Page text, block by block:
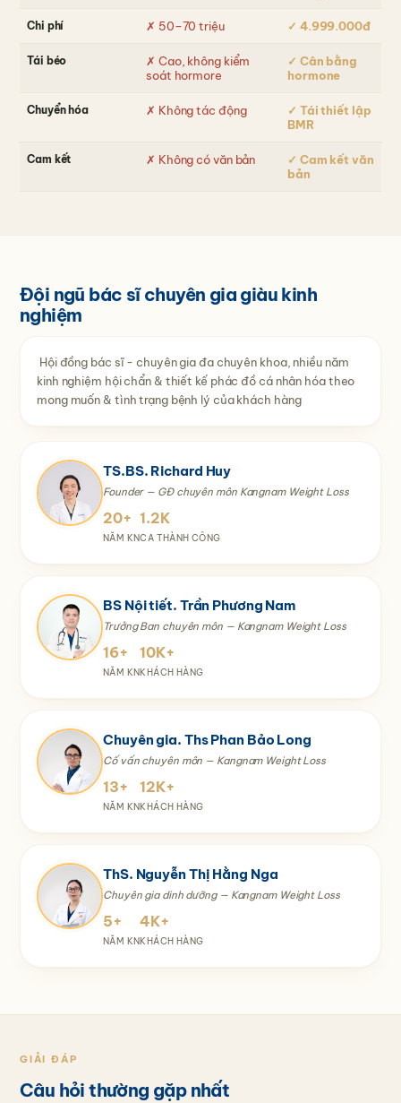
Chi phí ✗ 50–70 triệu ✓ 4.999.000đ
Tái béo
✗ Cao, không kiểm
soát hormore
✓ Cân bằng
hormone
Chuyển hóa ✗ Không tác động
✓ Tái thiết lập
BMR
Cam kết ✗ Không có văn bản
✓ Cam kết văn
bản
Đội ngũ bác sĩ chuyên gia giàu kinh
nghiệm
Hội đồng bác sĩ - chuyên gia đa chuyên khoa, nhiều năm
kinh nghiệm hội chẩn & thiết kế phác đồ cá nhân hóa theo
mong muốn & tình trạng bệnh lý của khách hàng
TS.BS. Richard Huy
Founder — GĐ chuyên môn Kangnam Weight Loss
20+
NĂM KN
1.2K
CA THÀNH CÔNG
BS Nội tiết. Trần Phương Nam
Trưởng Ban chuyên môn — Kangnam Weight Loss
16+
NĂM KN
10K+
KHÁCH HÀNG
Chuyên gia. Ths Phan Bảo Long
Cố vấn chuyên môn — Kangnam Weight Loss
13+
NĂM KN
12K+
KHÁCH HÀNG
ThS. Nguyễn Thị Hằng Nga
Chuyên gia dinh dưỡng — Kangnam Weight Loss
5+
NĂM KN
4K+
KHÁCH HÀNG
GIẢI ĐÁP
Câu hỏi thường gặp nhất